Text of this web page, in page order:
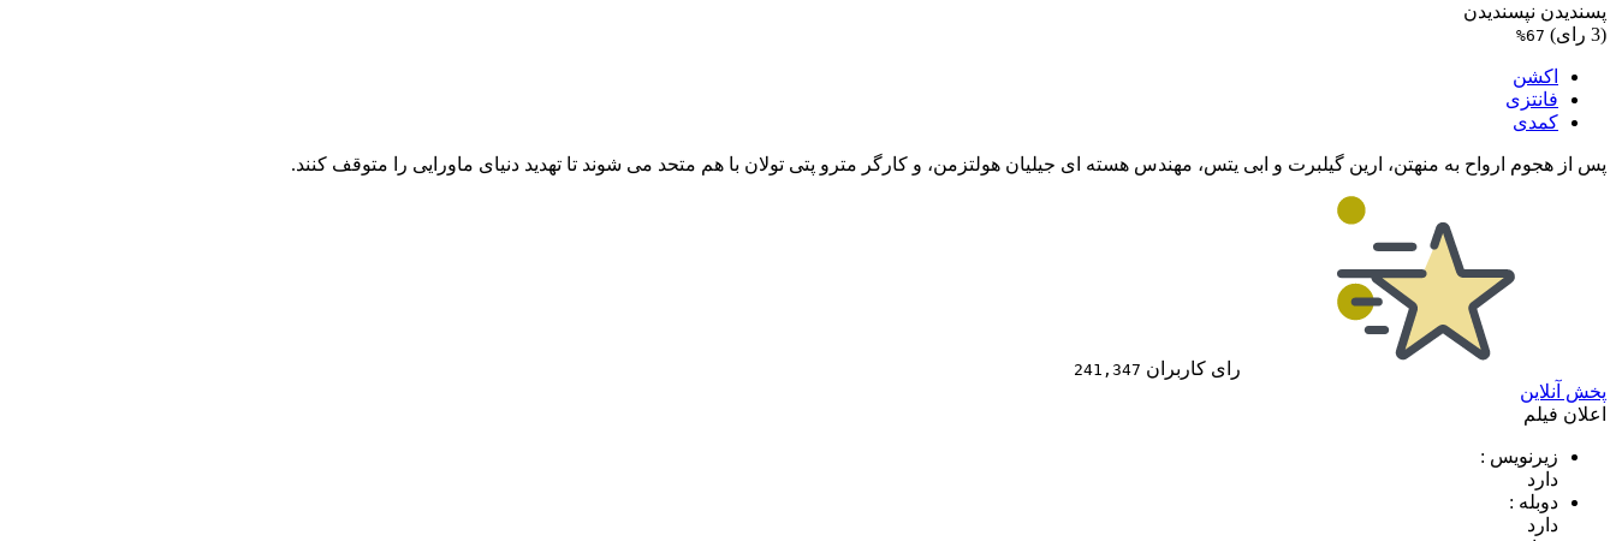
پسندیدن نپسندیدن
(3 رای)
67%
اکشن
فانتزی
کمدی
پس از هجوم ارواح به منهتن، ارین گیلبرت و ابی یتس، مهندس هسته ای جیلیان هولتزمن، و کارگر مترو پتی تولان با هم متحد می شوند تا تهدید دنیای ماورایی را متوقف کنند.
رای کاربران 241,347
پخش آنلاین
اعلان فیلم
زیرنویس :
دارد
دوبله :
دارد